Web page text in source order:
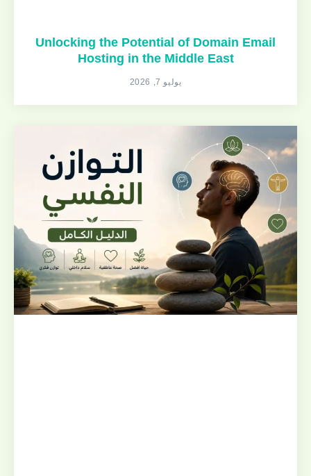
Unlocking the Potential of Domain Email
Hosting in the Middle East
يوليو 7, 2026